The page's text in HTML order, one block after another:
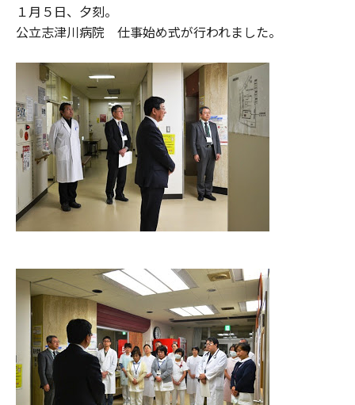
１月５日、夕刻。
公立志津川病院 仕事始め式が行われました。